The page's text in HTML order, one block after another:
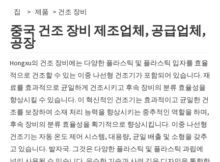
집 > 제품 > 건조 장비
중국 건조 장비 제조업체, 공급업체,
공장
Hongxu의 건조 장비에는 다양한 플라스틱 및 플라스틱 입자를 효율
적으로 건조할 수 있는 이중 나선형 건조기가 포함되어 있습니다. 재
료를 효과적으로 균일하게 건조시키고 후속 장비의 분류 효율성을
향상시킬 수 있습니다. 이 혁신적인 건조기는 효과적이고 균일한 건
조를 보장하여 소재 처리 능력을 향상시키는 중추적인 역할을 하며,
후속 장비의 분류 효율성을 획기적으로 향상시킵니다. 이중 나선형
건조기는 자동 온도 제어 시스템, 대용량, 균일 배출 및 소형을 갖추
고 있습니다. 발자국. 그것은 다양한 플라스틱 및 플라스틱 과립에